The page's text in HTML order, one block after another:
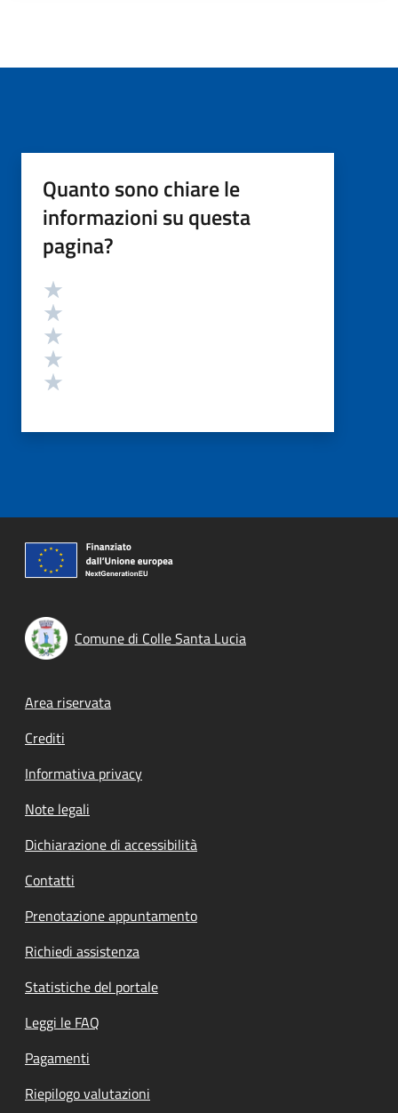
Quanto sono chiare le
informazioni su questa
pagina?
Valutazione
Comune di Colle Santa Lucia
Footer menu
Area riservata
Crediti
Informativa privacy
Note legali
Dichiarazione di accessibilità
Contatti
Prenotazione appuntamento
Richiedi assistenza
Statistiche del portale
Leggi le FAQ
Pagamenti
Riepilogo valutazioni